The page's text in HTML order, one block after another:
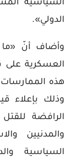
السياسية
الدولي».
وأضاف أنّ «ما
العسكرية على
هذه الممارسات
وذلك بإعلاء
الرافضة للقتل
والمدنيين
السياسية